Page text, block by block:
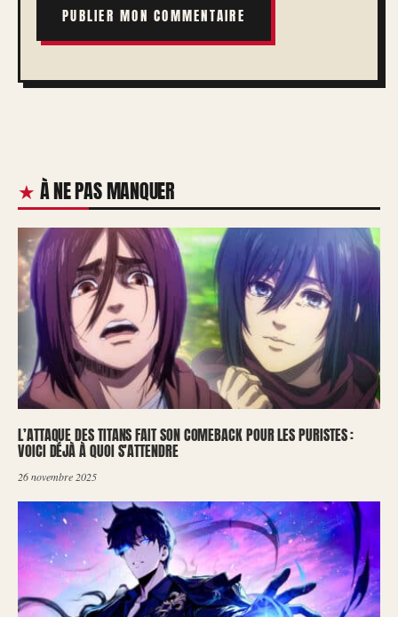
À NE PAS MANQUER
L’ATTAQUE DES TITANS FAIT SON COMEBACK POUR LES PURISTES :
VOICI DÉJÀ À QUOI S’ATTENDRE
26 novembre 2025